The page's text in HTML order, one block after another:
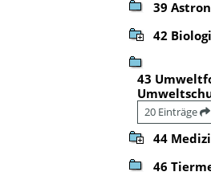
39
42
43
20 Einträge
44
46